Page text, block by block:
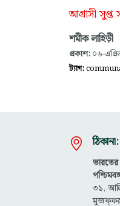
আগ্রাসী সুপ্ত
শমীক লাহিড়ী
প্রকাশ: ০৬-
ট্যাগ:
ঠিকানা:
ভারতের
৩১,